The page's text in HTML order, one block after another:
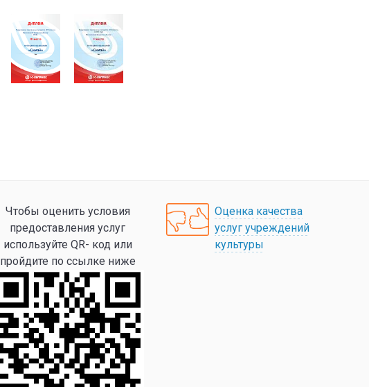
Чтобы оценить условия
предоставления услуг
используйте QR- код или
пройдите по ссылке ниже
Оценка качества
услуг учреждений
культуры